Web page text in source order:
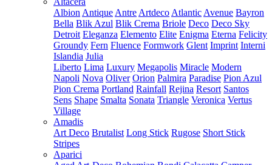
Albion Antique Antre Artdeco Atlantic Avenue Bayron
Bella Blik Azul Blik Crema Briole Deco Deco Sky
Detroit Eleganza Elemento Elite Enigma Eterna Felicity
Groundy Fern Fluence Formwork Glent Imprint Interni
Islandia Julia
Liberto Lima Luxury Megapolis Miracle Modern
Napoli Nova Oliver Orion Palmira Paradise Pion Azul
Pion Crema Portland Rainfall Rejina Resort Santos
Sens Shape Smalta Sonata Triangle Veronica Vertus
Village
Amadis
Art Deco Brutalist Long Stick Rugose Short Stick
Stripes
Aparici